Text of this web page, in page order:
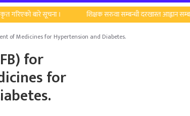
बारे सूचना । शिक्षक सरुवा सम्बन्धी दरखास्त आह्वान सम्बन्धमा।
of Medicines for Hypertension and Diabetes.
for
for